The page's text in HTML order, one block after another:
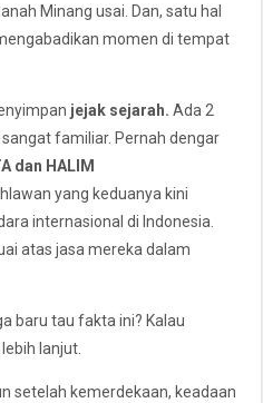
Minang usai. Dan, satu hal
momen di tempat
jejak sejarah. Ada 2
familiar. Pernah dengar
dan HALIM
yang keduanya kini
internasional di Indonesia.
atas jasa mereka dalam
baru tau fakta ini? Kalau
lanjut.
setelah kemerdekaan, keadaan